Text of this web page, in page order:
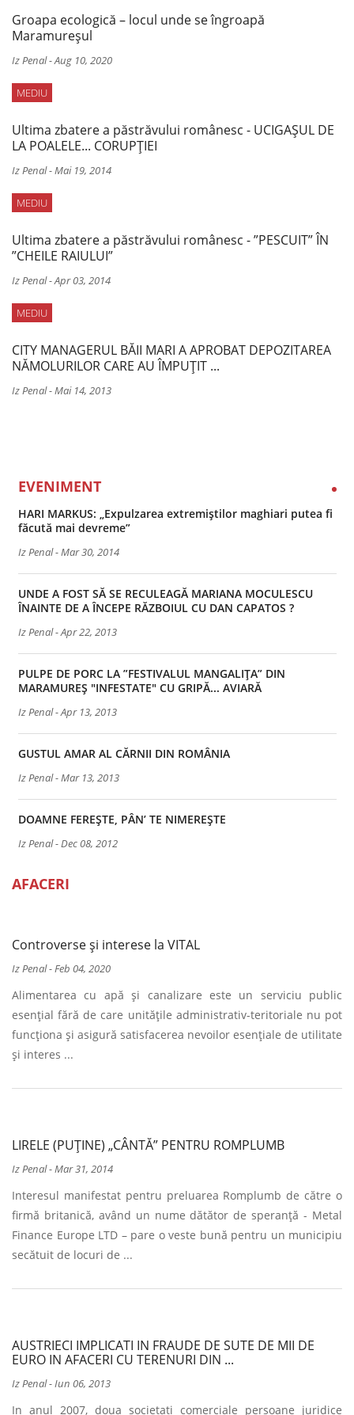
Groapa ecologică – locul unde se îngroapă
Maramureșul
Iz Penal-Aug 10, 2020
MEDIU
Ultima zbatere a păstrăvului românesc - UCIGAȘUL DE
LA POALELE... CORUPȚIEI
Iz Penal-Mai 19, 2014
MEDIU
Ultima zbatere a păstrăvului românesc - ”PESCUIT” ÎN
”CHEILE RAIULUI”
Iz Penal-Apr 03, 2014
MEDIU
CITY MANAGERUL BĂII MARI A APROBAT DEPOZITAREA
NĂMOLURILOR CARE AU ÎMPUȚIT ...
Iz Penal-Mai 14, 2013
EVENIMENT
HARI MARKUS: „Expulzarea extremiștilor maghiari putea fi
făcută mai devreme”
Iz Penal-Mar 30, 2014
UNDE A FOST SĂ SE RECULEAGĂ MARIANA MOCULESCU
ÎNAINTE DE A ÎNCEPE RĂZBOIUL CU DAN CAPATOS ?
Iz Penal-Apr 22, 2013
PULPE DE PORC LA ”FESTIVALUL MANGALIȚA” DIN
MARAMUREȘ "INFESTATE" CU GRIPĂ... AVIARĂ
Iz Penal-Apr 13, 2013
GUSTUL AMAR AL CĂRNII DIN ROMÂNIA
Iz Penal-Mar 13, 2013
DOAMNE FEREŞTE, PÂN’ TE NIMEREŞTE
Iz Penal-Dec 08, 2012
AFACERI
Controverse și interese la VITAL
Iz Penal-Feb 04, 2020
Alimentarea cu apă și canalizare este un serviciu public
esențial fără de care unitățile administrativ-teritoriale nu pot
funcționa și asigură satisfacerea nevoilor esențiale de utilitate
și interes ...
LIRELE (PUȚINE) „CÂNTĂ” PENTRU ROMPLUMB
Iz Penal-Mar 31, 2014
Interesul manifestat pentru preluarea Romplumb de către o
firmă britanică, având un nume dătător de speranță - Metal
Finance Europe LTD – pare o veste bună pentru un municipiu
secătuit de locuri de ...
AUSTRIECI IMPLICATI IN FRAUDE DE SUTE DE MII DE
EURO IN AFACERI CU TERENURI DIN ...
Iz Penal-Iun 06, 2013
In anul 2007, doua societati comerciale persoane juridice